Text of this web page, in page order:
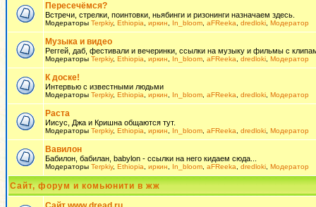
Пересечёмся?
Встречи, стрелки, поинтовки, ньябинги и ризонинги назначаем здесь.
Модераторы Terpkiy, Ethiopia иркин In_bloom aFReeka dredloki Модератор
Музыка и видео
Реггей, даб, фестивали и вечеринки, ссылки на музыку и фильмы с
Модераторы Terpkiy, Ethiopia иркин In_bloom aFReeka dredloki Модератор
К доске!
Интервью с известными людьми
Модераторы Terpkiy, Ethiopia иркин In_bloom aFReeka dredloki Модератор
Раста
Иисус, Джа и Кришна общаются тут.
Модераторы Terpkiy, Ethiopia иркин In_bloom aFReeka dredloki Модератор
Вавилон
Бабилон, бабилан, babylon - ссылки на него кидаем сюда...
Модераторы Terpkiy, Ethiopia иркин In_bloom aFReeka dredloki Модератор
Сайт, форум и комьюнити в жж